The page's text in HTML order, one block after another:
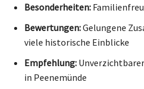
Besonderheiten:
Bewertungen:Gelungene
viele historische Einblicke
Empfehlung:
in Peenemünde